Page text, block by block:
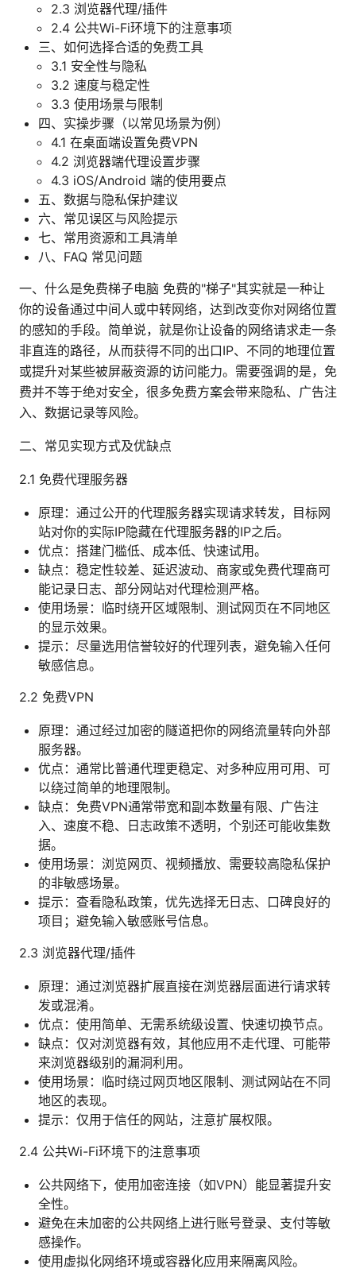
2.3 浏览器代理/插件
2.4 公共Wi-Fi环境下的注意事项
三、如何选择合适的免费工具
3.1 安全性与隐私
3.2 速度与稳定性
3.3 使用场景与限制
四、实操步骤（以常见场景为例）
4.1 在桌面端设置免费VPN
4.2 浏览器端代理设置步骤
4.3 iOS/Android 端的使用要点
五、数据与隐私保护建议
六、常见误区与风险提示
七、常用资源和工具清单
八、FAQ 常见问题
一、什么是免费梯子电脑 免费的"梯子"其实就是一种让
你的设备通过中间人或中转网络，达到改变你对网络位置
的感知的手段。简单说，就是你让设备的网络请求走一条
非直连的路径，从而获得不同的出口IP、不同的地理位置
或提升对某些被屏蔽资源的访问能力。需要强调的是，免
费并不等于绝对安全，很多免费方案会带来隐私、广告注
入、数据记录等风险。
二、常见实现方式及优缺点
2.1 免费代理服务器
原理：通过公开的代理服务器实现请求转发，目标网
站对你的实际IP隐藏在代理服务器的IP之后。
优点：搭建门槛低、成本低、快速试用。
缺点：稳定性较差、延迟波动、商家或免费代理商可
能记录日志、部分网站对代理检测严格。
使用场景：临时绕开区域限制、测试网页在不同地区
的显示效果。
提示：尽量选用信誉较好的代理列表，避免输入任何
敏感信息。
2.2 免费VPN
原理：通过经过加密的隧道把你的网络流量转向外部
服务器。
优点：通常比普通代理更稳定、对多种应用可用、可
以绕过简单的地理限制。
缺点：免费VPN通常带宽和副本数量有限、广告注
入、速度不稳、日志政策不透明，个别还可能收集数
据。
使用场景：浏览网页、视频播放、需要较高隐私保护
的非敏感场景。
提示：查看隐私政策，优先选择无日志、口碑良好的
项目；避免输入敏感账号信息。
2.3 浏览器代理/插件
原理：通过浏览器扩展直接在浏览器层面进行请求转
发或混淆。
优点：使用简单、无需系统级设置、快速切换节点。
缺点：仅对浏览器有效，其他应用不走代理、可能带
来浏览器级别的漏洞利用。
使用场景：临时绕过网页地区限制、测试网站在不同
地区的表现。
提示：仅用于信任的网站，注意扩展权限。
2.4 公共Wi-Fi环境下的注意事项
公共网络下，使用加密连接（如VPN）能显著提升安
全性。
避免在未加密的公共网络上进行账号登录、支付等敏
感操作。
使用虚拟化网络环境或容器化应用来隔离风险。